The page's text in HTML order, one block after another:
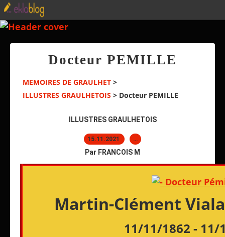
Docteur PEMILLE
MEMOIRES DE GRAULHET >
ILLUSTRES GRAULHETOIS > Docteur PEMILLE
ILLUSTRES GRAULHETOIS
15.11.2021 …
Par FRANCOIS M
Martin-Clément
11/11/1862 - 11/